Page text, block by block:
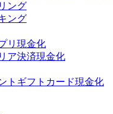
ング
ング
リ現金化
ア決済現金化
トギフトカード現金化